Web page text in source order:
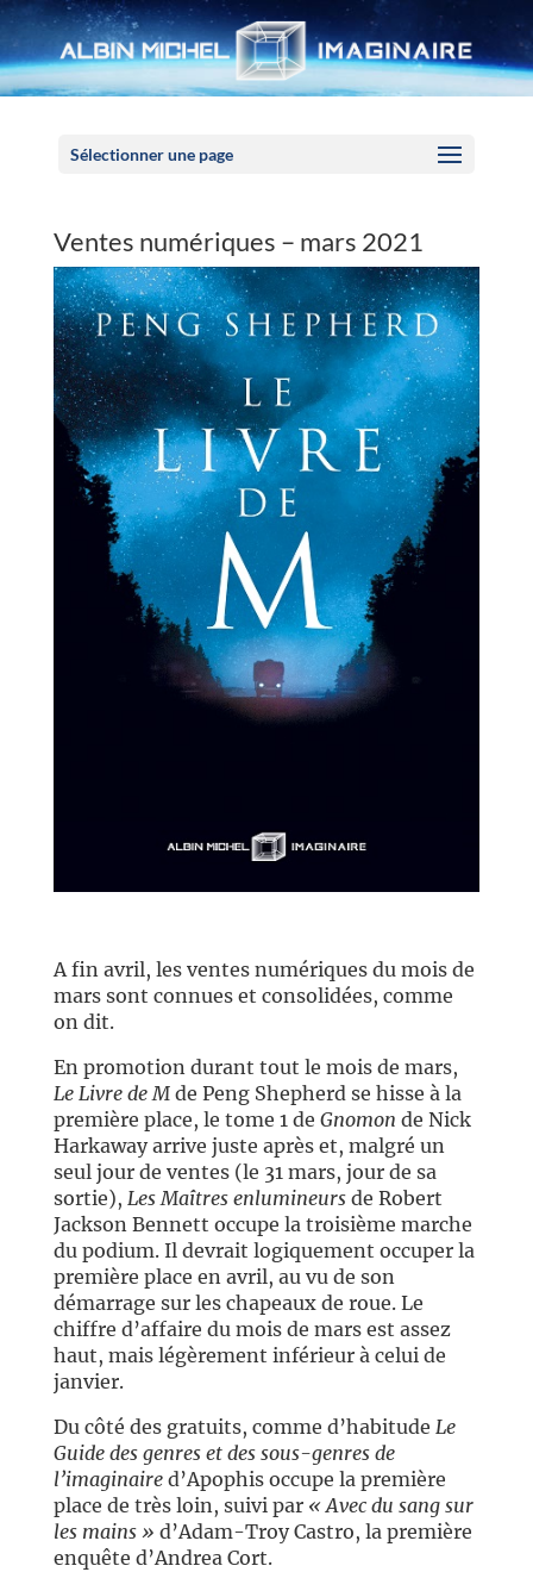
Sélectionner une page
Ventes numériques – mars 2021
A fin avril, les ventes numériques du mois de
mars sont connues et consolidées, comme
on dit.
En promotion durant tout le mois de mars,
Le Livre de Mde Peng Shepherd se hisse à la
première place, le tome 1 de Gnomon de Nick
Harkaway arrive juste après et, malgré un
seul jour de ventes (le 31 mars, jour de sa
sortie), Les Maîtres enlumineursde Robert
Jackson Bennett occupe la troisième marche
du podium. Il devrait logiquement occuper la
première place en avril, au vu de son
démarrage sur les chapeaux de roue. Le
chiffre d’affaire du mois de mars est assez
haut, mais légèrement inférieur à celui de
janvier.
Du côté des gratuits, comme d’habitude Le
Guide des genres et des sous-genres de
l’imaginaired’Apophis occupe la première
place de très loin, suivi par « Avec du sang sur
les mains » d’Adam-Troy Castro, la première
enquête d’Andrea Cort.
Panneau de gestion des cookies